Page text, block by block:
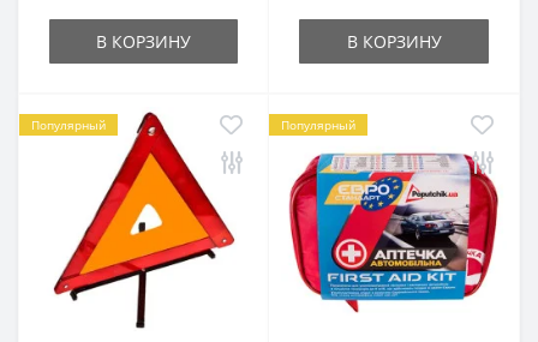
В КОРЗИНУ В КОРЗИНУ
Популярный Популярный